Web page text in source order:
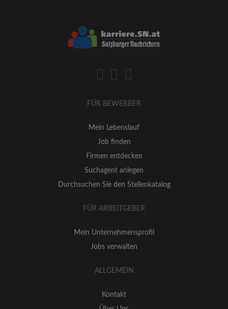
FÜR BEWERBER
Mein Lebenslauf
Job finden
Firmen entdecken
Suchagent anlegen
Durchsuchen Sie den Stellenkatalog
FÜR ARBEITGEBER
Mein Unternehmensprofil
Jobs verwalten
ALLGEMEIN
Kontakt